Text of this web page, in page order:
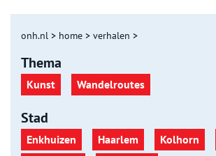
onh.nl > home > verhalen >
Thema
Kunst Wandelroutes
Stad
Enkhuizen Haarlem Kolhorn